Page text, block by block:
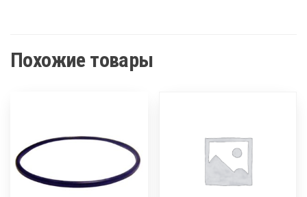
Похожие товары